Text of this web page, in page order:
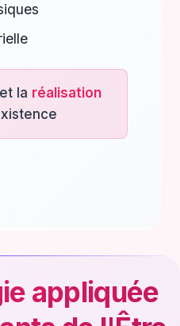
la réalisation
appliquée